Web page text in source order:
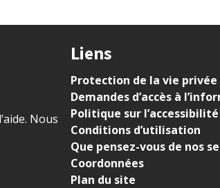
Nous
Liens
Protection de la vie privée
Demandes d’accès à
Politique sur l’accessibilité
Conditions d’utilisation
Que pensez-vous de nos
Coordonnées
Plan du site